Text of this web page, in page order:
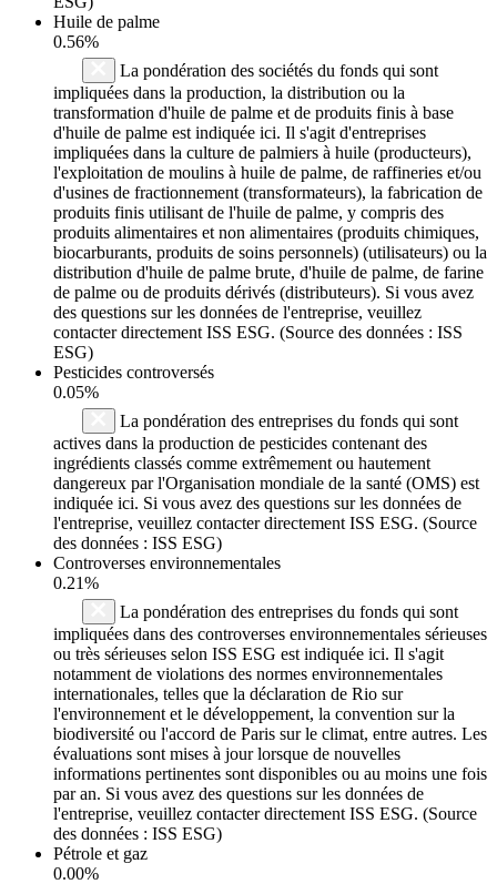
Huile de palme
0.56%
La pondération des sociétés du fonds qui sont
impliquées dans la production, la distribution ou la
transformation d'huile de palme et de produits finis à base
d'huile de palme est indiquée ici. Il s'agit d'entreprises
impliquées dans la culture de palmiers à huile (producteurs),
l'exploitation de moulins à huile de palme, de raffineries et/ou
d'usines de fractionnement (transformateurs), la fabrication de
produits finis utilisant de l'huile de palme, y compris des
produits alimentaires et non alimentaires (produits chimiques,
biocarburants, produits de soins personnels) (utilisateurs) ou la
distribution d'huile de palme brute, d'huile de palme, de farine
de palme ou de produits dérivés (distributeurs). Si vous avez
des questions sur les données de l'entreprise, veuillez
contacter directement ISS ESG. (Source des données : ISS
ESG)
Pesticides controversés
0.05%
La pondération des entreprises du fonds qui sont
actives dans la production de pesticides contenant des
ingrédients classés comme extrêmement ou hautement
dangereux par l'Organisation mondiale de la santé (OMS) est
indiquée ici. Si vous avez des questions sur les données de
l'entreprise, veuillez contacter directement ISS ESG. (Source
des données : ISS ESG)
Controverses environnementales
0.21%
La pondération des entreprises du fonds qui sont
impliquées dans des controverses environnementales sérieuses
ou très sérieuses selon ISS ESG est indiquée ici. Il s'agit
notamment de violations des normes environnementales
internationales, telles que la déclaration de Rio sur
l'environnement et le développement, la convention sur la
biodiversité ou l'accord de Paris sur le climat, entre autres. Les
évaluations sont mises à jour lorsque de nouvelles
informations pertinentes sont disponibles ou au moins une fois
par an. Si vous avez des questions sur les données de
l'entreprise, veuillez contacter directement ISS ESG. (Source
des données : ISS ESG)
Pétrole et gaz
0.00%